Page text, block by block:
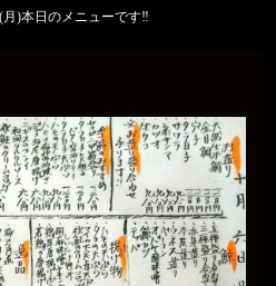
月)本日のメニューです‼️